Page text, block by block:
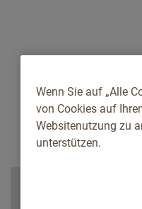
Wenn Sie auf „Alle
von Cookies auf
Websitenutzung zu
unterstützen.